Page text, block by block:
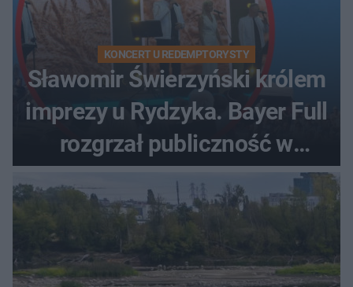
KONCERT U REDEMPTORYSTY
Sławomir Świerzyński królem
imprezy u Rydzyka. Bayer Full
rozgrzał publiczność w
Toruniu